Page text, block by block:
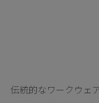
伝統的なワークウェ